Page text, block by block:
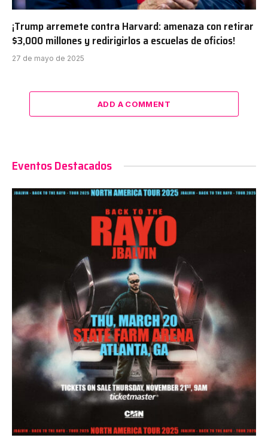
¡Trump arremete contra Harvard: amenaza con retirar
$3,000 millones y redirigirlos a escuelas de oficios!
27 de mayo de 2025
ADD A COMMENT
Eventos Destacados